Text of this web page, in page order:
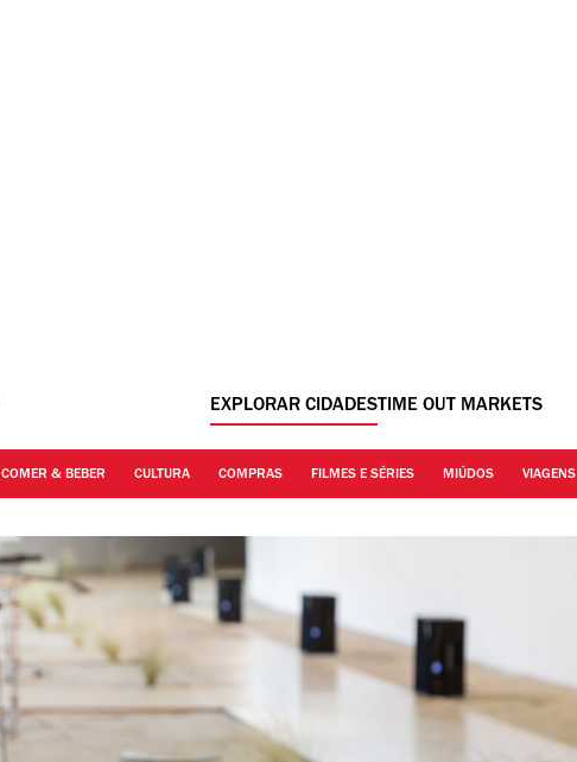
EXPLORAR CIDADESTIME OUT MARKETS
COMER & BEBER CULTURA COMPRAS FILMES E SÉRIES MIÚDOS VIAGENS